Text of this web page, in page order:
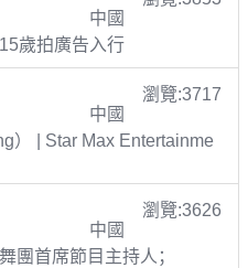
中國
歲拍廣告入行
瀏覽:3717
中國
） | Star Max Entertainme
瀏覽:3626
中國
團首席節目主持人；